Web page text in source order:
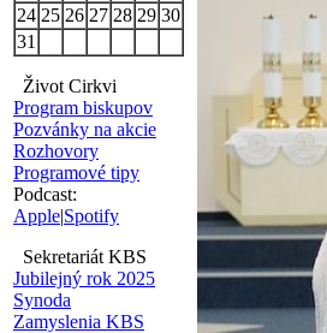
24 25 26 27 28 29 30
31
Život Cirkvi
Program biskupov
Pozvánky na akcie
Rozhovory
Programové tipy
Podcast:
Apple|Spotify
Sekretariát KBS
Jubilejný rok 2025
Synoda
Zamyslenia KBS